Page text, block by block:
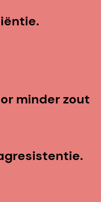
minder zout